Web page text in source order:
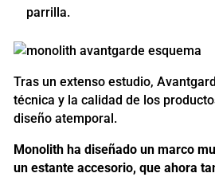
parrilla.
Tras un extenso estudio,
técnica y la calidad de los
diseño atemporal.
Monolith ha diseñado un marco
un estante accesorio, que ahora